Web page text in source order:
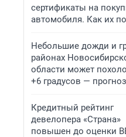
сертификаты на
автомобиля. Как их
Небольшие дожди и
районах
области может
+6 градусов — прогноз
Кредитный рейтинг
девелопера «Страна»
повышен до оценки